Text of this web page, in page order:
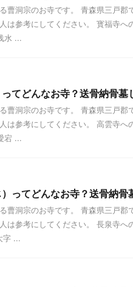
曹洞宗のお寺です。 青森県三戸郡
は参考にしてください。 寳福寺
水 ...
てどんなお寺？送骨納骨墓
曹洞宗のお寺です。 青森県三戸郡
は参考にしてください。 高雲寺
宕 ...
ってどんなお寺？送骨納骨
曹洞宗のお寺です。 青森県三戸郡
は参考にしてください。 長泉寺
字 ...